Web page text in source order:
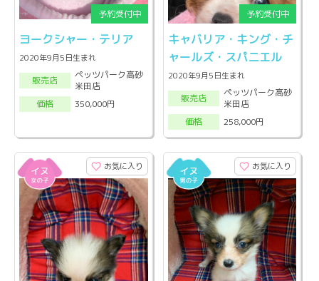
ヨークシャー・テリア
2020年9月5日生まれ
販売店
ペッツパーク高砂
米田店
価格
350,000円
キャバリア・キング・チ
ャールズ・スパニエル
2020年9月5日生まれ
販売店
ペッツパーク高砂
米田店
価格
258,000円
お気に入り お気に入り